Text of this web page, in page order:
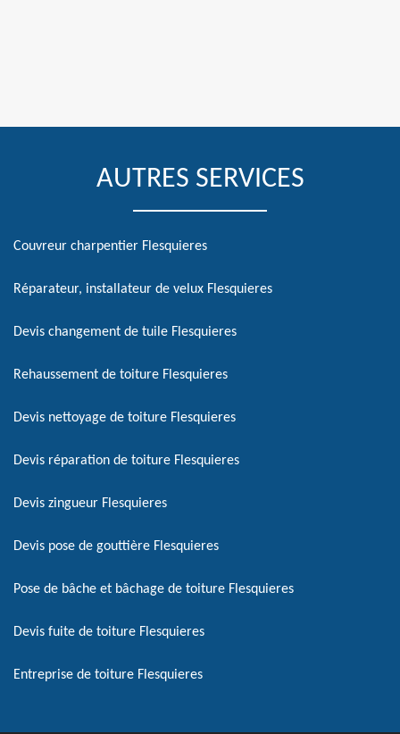
AUTRES SERVICES
Couvreur charpentier Flesquieres
Réparateur, installateur de velux Flesquieres
Devis changement de tuile Flesquieres
Rehaussement de toiture Flesquieres
Devis nettoyage de toiture Flesquieres
Devis réparation de toiture Flesquieres
Devis zingueur Flesquieres
Devis pose de gouttière Flesquieres
Pose de bâche et bâchage de toiture Flesquieres
Devis fuite de toiture Flesquieres
Entreprise de toiture Flesquieres